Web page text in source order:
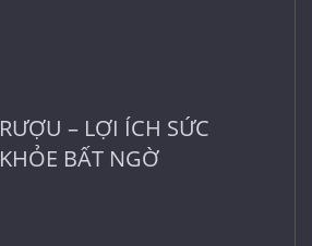
RƯỢU – LỢI ÍCH SỨC
KHỎE BẤT NGỜ